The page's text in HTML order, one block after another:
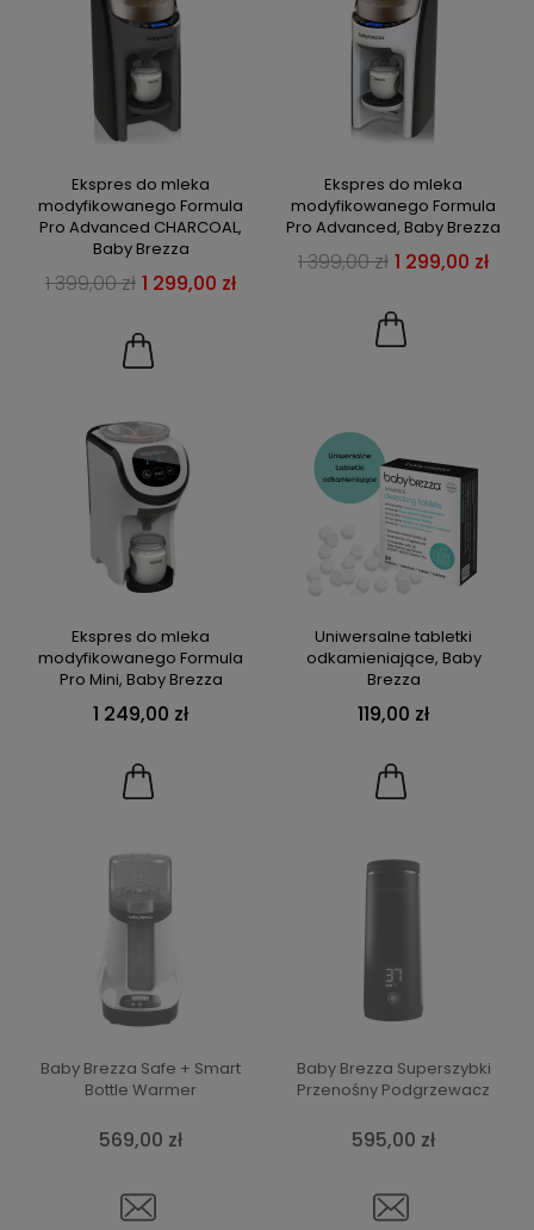
Ekspres do mleka
modyfikowanego Formula
Pro Advanced CHARCOAL,
Baby Brezza
1 399,00 zł 1 299,00 zł
Ekspres do mleka
modyfikowanego Formula
Pro Advanced, Baby Brezza
1 399,00 zł 1 299,00 zł
Ekspres do mleka
modyfikowanego Formula
Pro Mini, Baby Brezza
1 249,00 zł
Uniwersalne tabletki
odkamieniające, Baby
Brezza
119,00 zł
Baby Brezza Safe + Smart
Bottle Warmer
569,00 zł
Baby Brezza Superszybki
Przenośny Podgrzewacz
595,00 zł